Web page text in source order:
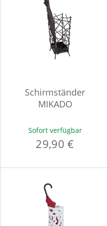
Schirmständer
MIKADO
Sofort verfügbar
29,90 €